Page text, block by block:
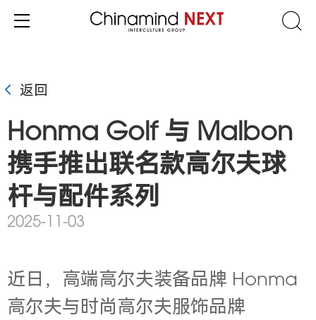
返回
Honma Golf 与 Malbon
携手推出联名款高尔夫球
杆与配件系列
2025-11-03
近日，高端高尔夫装备品牌 Honma
高尔夫与时尚高尔夫服饰品牌